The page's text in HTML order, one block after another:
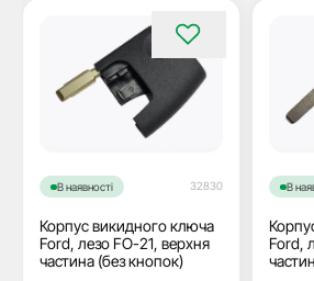
В наявності 32830
Корпус викидного ключа
Ford, лезо FO-21, верхня
частина (без кнопок)
В
Ford,